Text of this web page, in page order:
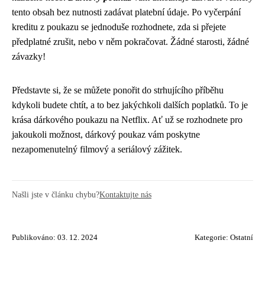
tento obsah bez nutnosti zadávat platební údaje. Po vyčerpání
kreditu z poukazu se jednoduše rozhodnete, zda si přejete
předplatné zrušit, nebo v něm pokračovat. Žádné starosti, žádné
závazky!
Představte si, že se můžete ponořit do strhujícího příběhu
kdykoli budete chtít, a to bez jakýchkoli dalších poplatků. To je
krása dárkového poukazu na Netflix. Ať už se rozhodnete pro
jakoukoli možnost, dárkový poukaz vám poskytne
nezapomenutelný filmový a seriálový zážitek.
Našli jste v článku chybu?Kontaktujte nás
Publikováno: 03. 12. 2024 Kategorie: Ostatní